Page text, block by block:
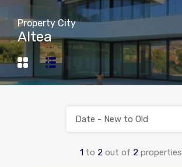
Property City
Altea
1 to 2 out of 2 properties
Date - New to Old